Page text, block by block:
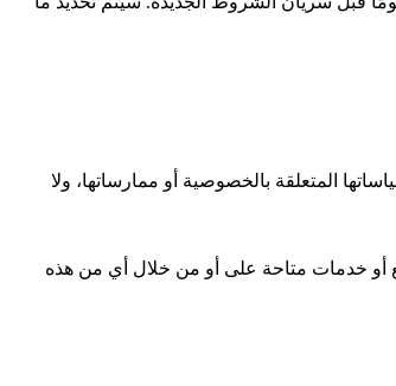
المتعلقة بالخصوصية أو ممارساتها، ولا
أو خدمات متاحة على أو من خلال أي من هذه